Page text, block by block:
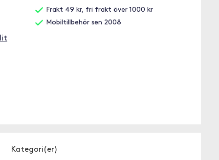
Frakt 49 kr, fri frakt över 1000 kr
Mobiltillbehör sen 2008
Kategori(er)